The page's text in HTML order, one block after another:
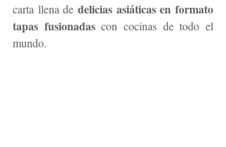
carta llena de delicias asiáticas en formato
tapas fusionadas con cocinas de todo el
mundo.